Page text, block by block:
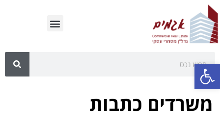
משרדים כתבות
פתח סרגל נגישות